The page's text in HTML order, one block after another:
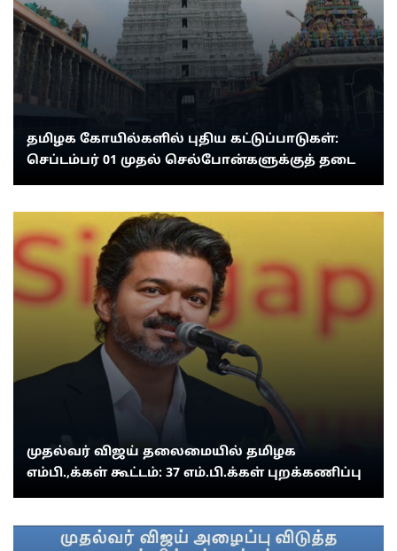
தமிழக கோயில்களில் புதிய கட்டுப்பாடுகள்:
செப்டம்பர் 01 முதல் செல்போன்களுக்குத் தடை
முதல்வர் விஜய் தலைமையில் தமிழக
எம்பி.,க்கள் கூட்டம்: 37 எம்.பி.க்கள் புறக்கணிப்பு